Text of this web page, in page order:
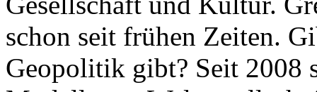
schon seit frühen Zeiten.
Geopolitik gibt? Seit 2008